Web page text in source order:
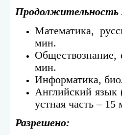
Продолжительность
Математика,
мин.
мин.
Информатика,
Английский язык
устная часть – 15
Разрешено: